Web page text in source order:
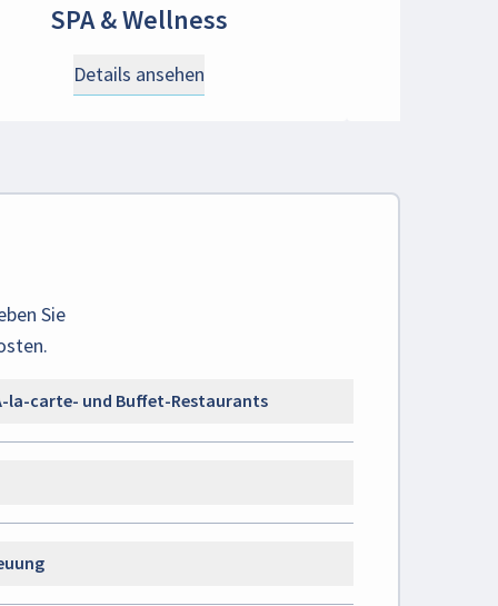
SPA & Wellness
Details ansehen
Sie
la-carte- und Buffet-Restaurants